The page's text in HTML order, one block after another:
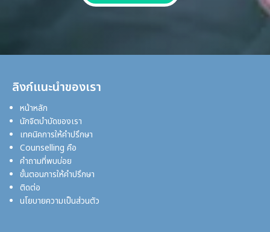
ลิงก์แนะนำของเรา
หน้าหลัก
นักจิตบำบัดของเรา
เทคนิคการให้คำปรึกษา
Counselling คือ
คำถามที่พบบ่อย
ขั้นตอนการให้คำปรึกษา
ติดต่อ
นโยบายความเป็นส่วนตัว